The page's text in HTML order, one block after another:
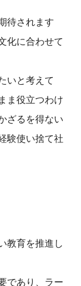
待されます
化に合わせて
いと考えて
ま役立つわけ
ざるを得ない
験使い捨て社
教育を推進し
であり、ラー